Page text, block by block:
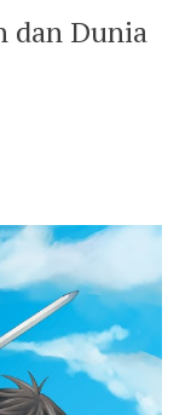
dan Dunia